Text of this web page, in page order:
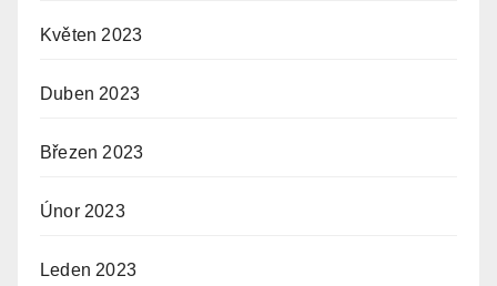
Květen 2023
Duben 2023
Březen 2023
Únor 2023
Leden 2023